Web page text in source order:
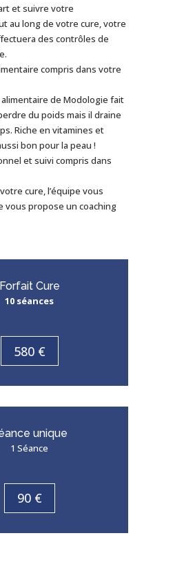
et suivre votre
au long de votre cure, votre
des contrôles de
compris dans votre
de Modologie fait
du poids mais il draine
Riche en vitamines et
bon pour la peau !
et suivi compris dans
cure, l’équipe vous
vous propose un coaching
Forfait Cure
10 séances
580 €
unique
1 Séance
90 €